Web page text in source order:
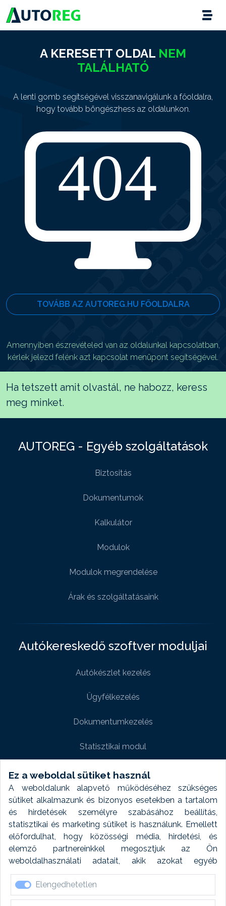
Ez a weboldal sütiket használ
A weboldalunk alapvető működéséhez szükséges
sütiket alkalmazunk és bizonyos esetekben a tartalom
és hirdetések személyre szabásához beállítás,
statisztikai és marketing sütiket is használunk. Emellett
előfordulhat, hogy közösségi média, hirdetési, és
elemző partnereinkkel megosztjuk az Ön
weboldalhasználati adatait, akik azokat egyéb
forrásokból gyűjtött adatokkal kombinálhatják. A sütik
elfogadásával kapcsolatosan naplózást végzünk és
ezen adatokat 6 hónap után automatikusan töröljük. A
Elengedhetetlen
A KERESETT OLDAL NEM
TALÁLHATÓ
A lenti gomb segítségével visszanavigálunk a főoldalra,
hogy tovább böngészhess az oldalunkon.
TOVÁBB AZ AUTOREG.HU FŐOLDALRA
Amennyiben észrevételed van az oldalunkal kapcsolatban,
kérlek jelezd felénk azt kapcsolat menüpont segítségével.
Ha tetszett amit olvastál, ne habozz, keress
meg minket.
AUTOREG - Egyéb szolgáltatások
Biztositás
Dokumentumok
Kalkulátor
Modulok
Modulok megrendelése
Árak és szolgáltatásaink
Autókereskedő szoftver moduljai
Autókészlet kezelés
Ügyfélkezelés
Dokumentumkezelés
Statisztikai modul
Weboldal modul
Fényképtár extra modul
Autómosó modul
Feladatütemezés